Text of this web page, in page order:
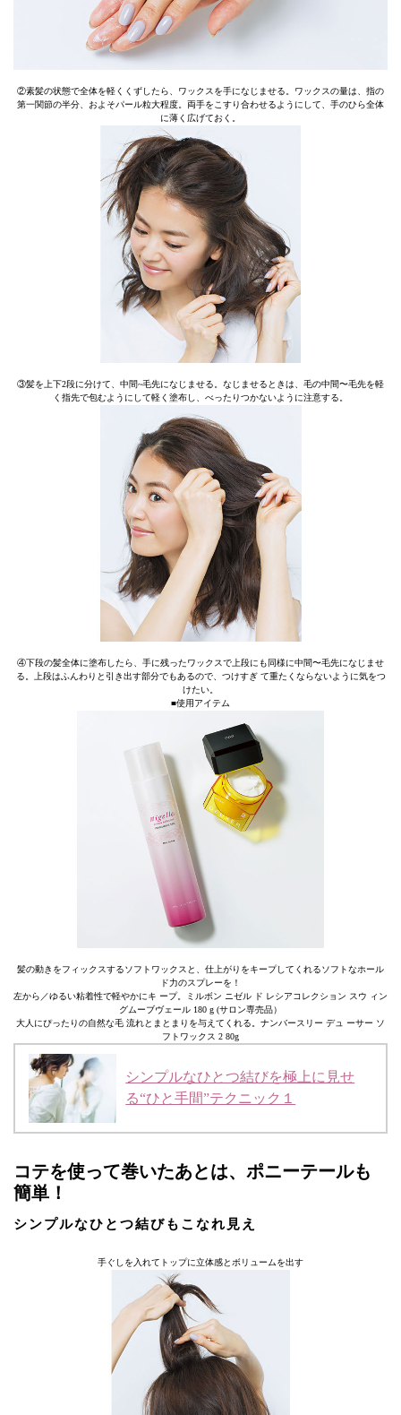
②素髪の状態で全体を軽くくずしたら、ワックスを手になじませる。ワックスの量は、指の
第一関節の半分、およそパール粒大程度。両手をこすり合わせるようにして、手のひら全体
に薄く広げておく。
③髪を上下2段に分けて、中間~毛先になじませる。なじませるときは、毛の中間〜毛先を軽
く指先で包むようにして軽く塗布し、べったりつかないように注意する。
④下段の髪全体に塗布したら、手に残ったワックスで上段にも同様に中間〜毛先になじませ
る。上段はふんわりと引き出す部分でもあるので、つけすぎ て重たくならないように気をつ
けたい。
■使用アイテム
髪の動きをフィックスするソフトワックスと、仕上がりをキープしてくれるソフトなホール
ド力のスプレーを！
左から／ゆるい粘着性で軽やかにキ ープ。ミルボン ニゼル ド レシアコレクション スウ ィン
グムーブヴェール 180 g (サロン専売品）
大人にぴったりの自然な毛 流れとまとまりを与えてくれる。ナンバースリー デュ ーサー ソ
フトワックス 2 80g
シンプルなひとつ結びを極上に見せ
る“ひと手間”テクニック１
コテを使って巻いたあとは、ポニーテールも
簡単！
シンプルなひとつ結びもこなれ見え
手ぐしを入れてトップに立体感とボリュームを出す